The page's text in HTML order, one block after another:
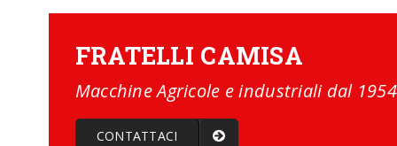
FRATELLI CAMISA
Macchine Agricole e industriali dal 1954
CONTATTACI